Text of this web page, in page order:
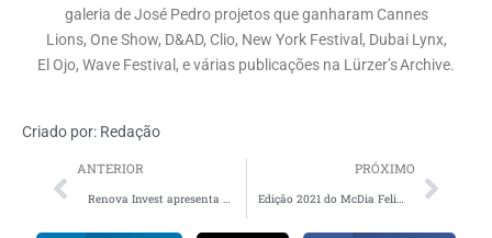
galeria de José Pedro projetos que ganharam Cannes
Lions, One Show, D&AD, Clio, New York Festival, Dubai Lynx,
El Ojo, Wave Festival, e várias publicações na Lürzer’s Archive.
Criado por: Redação
ANTERIOR
Renova Invest apresenta nova marca institucional
PRÓXIMO
Edição 2021 do McDia Feliz acontece no dia 23 de outubro